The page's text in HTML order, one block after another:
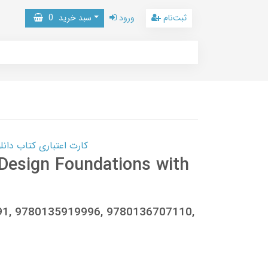
سبد خرید 0 ورود ثبت‌نام
کارت اعتباری کتاب دانلود با 10,000,000 اعتبار دانلود
Foundations with
9780135919996, 9780136707110,